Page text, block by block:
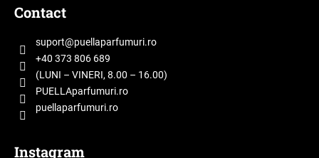
Contact
suport@puellaparfumuri.ro
+40 373 806 689
(LUNI – VINERI, 8.00 – 16.00)
PUELLAparfumuri.ro
puellaparfumuri.ro
Instagram